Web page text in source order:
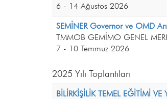
6 - 14 Ağustos 2026
SEMİNER Governor ve OMD
TMMOB GEMİMO GENEL
7 - 10 Temmuz 2026
2025 Yılı Toplantıları
BİLİRKİŞİLİK TEMEL EĞİTİMİ VE